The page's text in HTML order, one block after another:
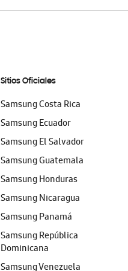
Sitios Oficiales
Samsung Costa Rica
Samsung Ecuador
Samsung El Salvador
Samsung Guatemala
Samsung Honduras
Samsung Nicaragua
Samsung Panamá
Samsung República
Dominicana
Samsung Venezuela